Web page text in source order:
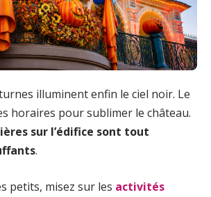
illuminent enfin le ciel noir. Le
horaires pour sublimer le château.
sur l’édifice sont tout
.
petits, misez sur les activités